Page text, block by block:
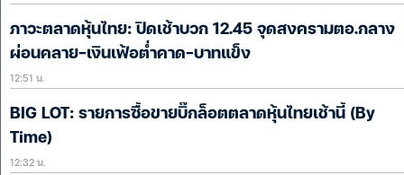
ภาวะตลาดหุ้นไทย: ปิดเช้าบวก 12.45 จุดสงครามตอ.กลาง
ผ่อนคลาย-เงินเฟ้อต่ำคาด-บาทแข็ง
12:51 น.
BIG LOT: รายการซื้อขายบิ๊กล็อตตลาดหุ้นไทยเช้านี้ (By
Time)
12:32 น.